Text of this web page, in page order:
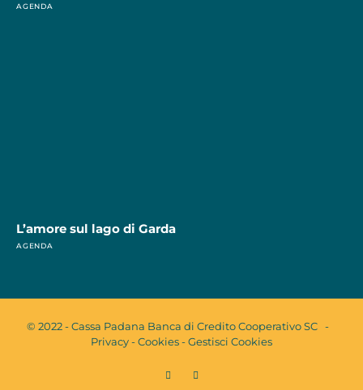
AGENDA
L’amore sul lago di Garda
AGENDA
© 2022 - Cassa Padana Banca di Credito Cooperativo SC -
Privacy-Cookies-Gestisci Cookies